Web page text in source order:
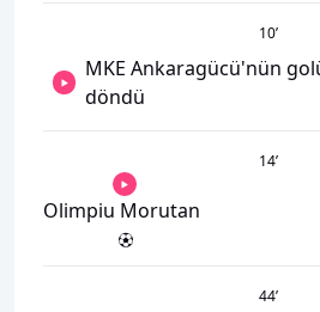
10’
MKE Ankaragücü'nün
döndü
14’
Olimpiu Morutan
44’